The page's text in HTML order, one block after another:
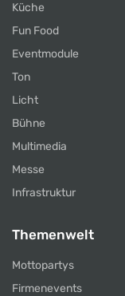
Küche
Fun Food
Eventmodule
Ton
Licht
Bühne
Multimedia
Messe
Infrastruktur
Themenwelt
Mottopartys
Firmenevents